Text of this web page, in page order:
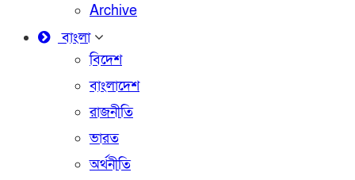
Archive
বাংলা
বিদেশ
বাংলাদেশ
রাজনীতি
ভারত
অর্থনীতি